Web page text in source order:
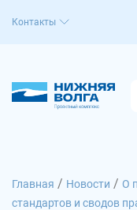
Контакты
Главная / Новости / О
стандартов и сводов